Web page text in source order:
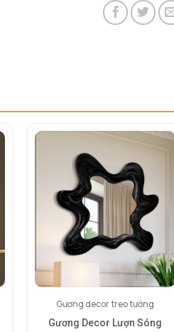
Gương decor treo tường
Gương Decor Lượn Sóng